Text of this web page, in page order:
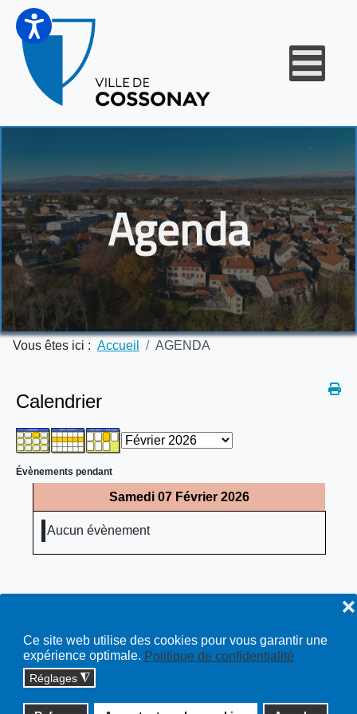
Ce site web utilise des cookies pour vous garantir une
expérience optimale. Politique de confidentialité
Réglages ◮
❌
Agenda
Vous êtes ici : Accueil AGENDA
Calendrier
Évènements pendant
Samedi 07 Février 2026
Aucun évènement
Copyright © 2026 cossonay.ch - tous droits réservés | site :